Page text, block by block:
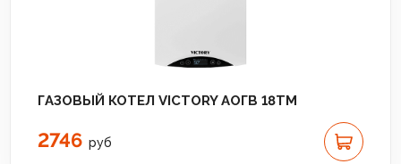
ГАЗОВЫЙ КОТЕЛ VICTORY АОГВ 18TМ
2746 руб